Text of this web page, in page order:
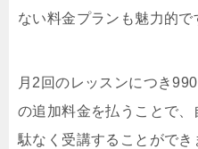
ない料金プランも魅力的で
月2回のレッスンにつき
の追加料金を払うことで
駄なく受講することができ